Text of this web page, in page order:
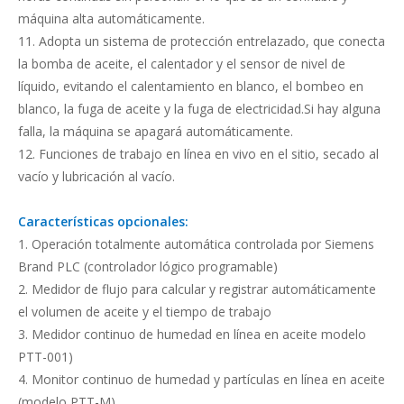
máquina alta automáticamente.
11. Adopta un sistema de protección entrelazado, que conecta
la bomba de aceite, el calentador y el sensor de nivel de
líquido, evitando el calentamiento en blanco, el bombeo en
blanco, la fuga de aceite y la fuga de electricidad.Si hay alguna
falla, la máquina se apagará automáticamente.
12. Funciones de trabajo en línea en vivo en el sitio, secado al
vacío y lubricación al vacío.
Características opcionales:
1. Operación totalmente automática controlada por Siemens
Brand PLC (controlador lógico programable)
2. Medidor de flujo para calcular y registrar automáticamente
el volumen de aceite y el tiempo de trabajo
3. Medidor continuo de humedad en línea en aceite modelo
PTT-001)
4. Monitor continuo de humedad y partículas en línea en aceite